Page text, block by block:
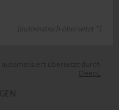
(automatisch übersetzt *)